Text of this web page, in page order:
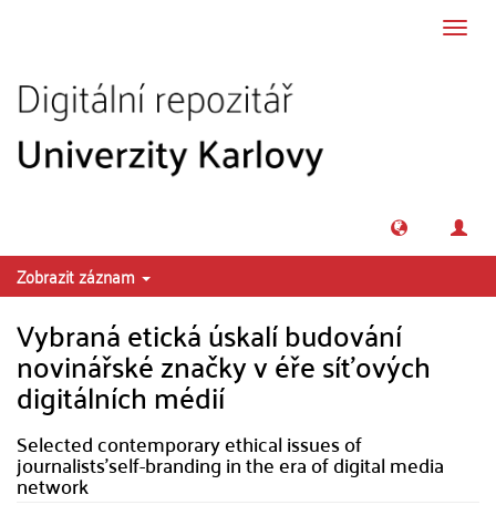
Zobrazit záznam
Vybraná etická úskalí budování
novinářské značky v éře síťových
digitálních médií
Selected contemporary ethical issues of
journalists'self-branding in the era of digital media
network